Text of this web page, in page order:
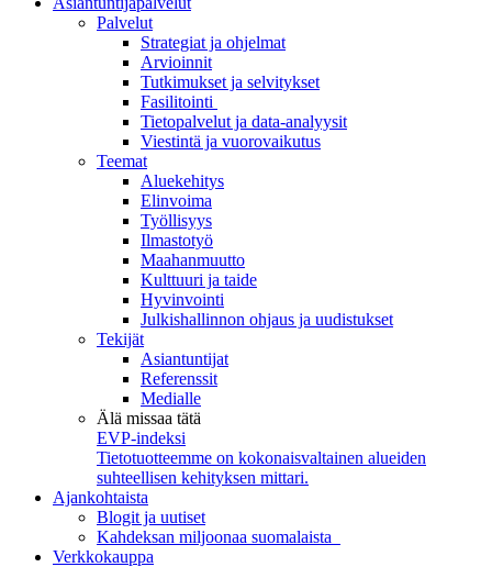
Palvelut
Strategiat ja ohjelmat
Arvioinnit
Tutkimukset ja selvitykset
Fasilitointi
Tietopalvelut ja data-analyysit
Viestintä ja vuorovaikutus
Teemat
Aluekehitys
Elinvoima
Työllisyys
Ilmastotyö
Maahanmuutto
Kulttuuri ja taide
Hyvinvointi
Julkishallinnon ohjaus ja uudistukset
Tekijät
Asiantuntijat
Referenssit
Medialle
Älä missaa tätä
EVP-indeksi
Tietotuotteemme on kokonaisvaltainen alueiden
suhteellisen kehityksen mittari.
Ajankohtaista
Blogit ja uutiset
Kahdeksan miljoonaa suomalaista
Verkkokauppa